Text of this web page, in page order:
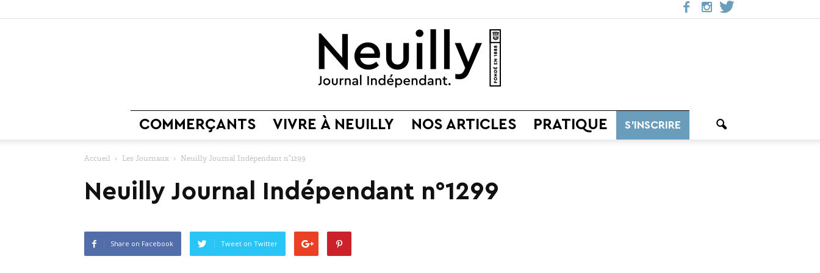
Neuilly
COMMERÇANTS VIVRE À NEUILLY NOS ARTICLES PRATIQUE S’INSCRIRE
Accueil Les Journaux Neuilly Journal Indépendant n°1299
Neuilly Journal Indépendant n°1299
Share on Facebook Tweet on Twitter